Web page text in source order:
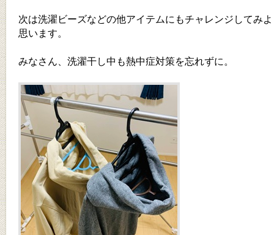
次は洗濯ビーズなどの他アイテムにもチャレンジしてみ
思います。
みなさん、洗濯干し中も熱中症対策を忘れずに。